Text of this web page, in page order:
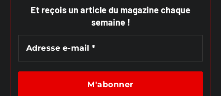
Et reçois un article du magazine chaque
semaine !